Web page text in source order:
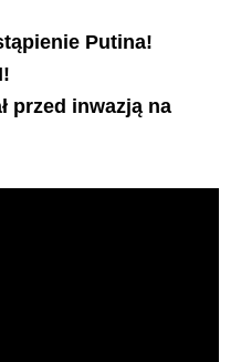
Putina!
przed inwazją na